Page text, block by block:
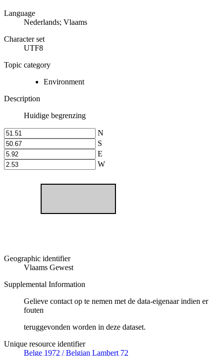
Language
Nederlands; Vlaams
Character set
UTF8
Topic category
Environment
Description
Huidige begrenzing
N
S
E
W
Geographic identifier
Vlaams Gewest
Supplemental Information
Gelieve contact op te nemen met de data-eigenaar indien er
fouten
teruggevonden worden in deze dataset.
Unique resource identifier
Belge 1972 / Belgian Lambert 72